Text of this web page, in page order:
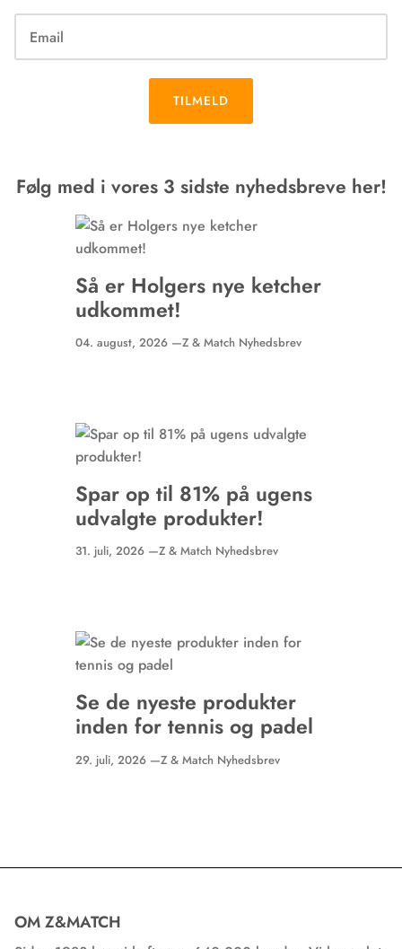
TILMELD
Følg med i vores 3 sidste nyhedsbreve her!
Så er Holgers nye ketcher
udkommet!
04. august, 2026 —Z & Match Nyhedsbrev
Spar op til 81% på ugens
udvalgte produkter!
31. juli, 2026 —Z & Match Nyhedsbrev
Se de nyeste produkter
inden for tennis og padel
29. juli, 2026 —Z & Match Nyhedsbrev
OM Z&MATCH